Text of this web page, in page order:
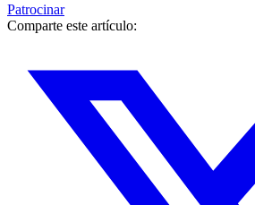
Patrocinar
Comparte este artículo: